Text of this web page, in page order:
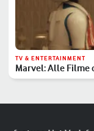
TV & ENTERTAINMENT
Marvel: Alle Filme
Reihenfolge